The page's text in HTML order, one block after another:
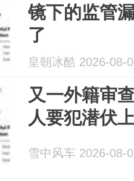
镜下的监管
了
皇朝冰酷 2026-08-
又一外籍审
人要犯潜伏
雪中风车 2026-08-